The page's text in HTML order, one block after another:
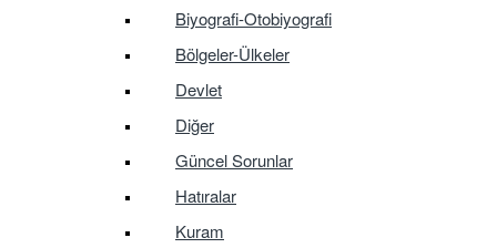
Biyografi-Otobiyografi
Bölgeler-Ülkeler
Devlet
Diğer
Güncel Sorunlar
Hatıralar
Kuram